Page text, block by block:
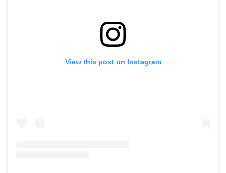
View this post on Instagram